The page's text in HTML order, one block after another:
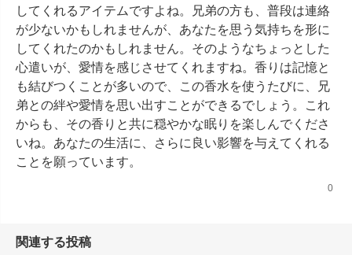
してくれるアイテムですよね。兄弟の方も、普段は連絡
が少ないかもしれませんが、あなたを思う気持ちを形に
してくれたのかもしれません。そのようなちょっとした
心遣いが、愛情を感じさせてくれますね。香りは記憶と
も結びつくことが多いので、この香水を使うたびに、兄
弟との絆や愛情を思い出すことができるでしょう。これ
からも、その香りと共に穏やかな眠りを楽しんでくださ
いね。あなたの生活に、さらに良い影響を与えてくれる
ことを願っています。
0
関連する投稿